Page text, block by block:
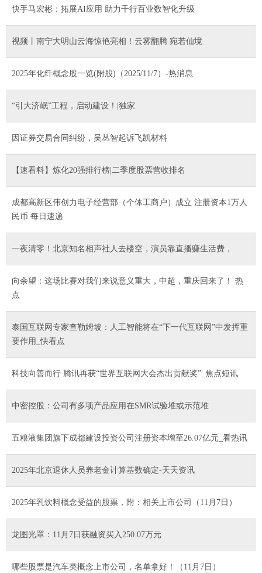
快手马宏彬：拓展AI应用 助力千行百业数智化升级
视频丨南宁大明山云海惊艳亮相！云雾翻腾 宛若仙境
2025年化纤概念股一览(附股)（2025/11/7）-热消息
“引大济岷”工程，启动建设！|独家
因证券交易合同纠纷，吴丛智起诉飞凯材料
【速看料】炼化20强排行榜|二季度股票营收排名
成都高新区伟创力电子经营部（个体工商户）成立 注册资本1万人
民币 每日速递
一夜清零！北京知名相声社人去楼空，演员靠直播赚生活费，
向余望：这场比赛对我们来说意义重大，中超，重庆回来了！ 热
点
泰国互联网专家查勒姆坡：人工智能将在“下一代互联网”中发挥重
要作用_快看点
科技向善而行 腾讯再获“世界互联网大会杰出贡献奖”_焦点短讯
中密控股：公司有多项产品应用在SMR试验堆或示范堆
五粮液集团旗下成都建设投资公司注册资本增至26.07亿元_看热讯
2025年北京退休人员养老金计算基数确定-天天资讯
2025年乳饮料概念受益的股票，附：相关上市公司（11月7日）
龙图光罩：11月7日获融资买入250.07万元
哪些股票是汽车类概念上市公司，名单拿好！（11月7日）